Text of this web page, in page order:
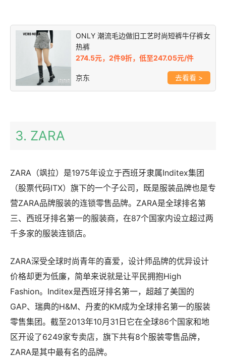
ONLY 潮流毛边做旧工艺时尚短裤牛仔裤女
热裤
274.5元，2件9折，低至247.05元/件
京东 >
3. ZARA
ZARA（飒拉）是1975年设立于西班牙隶属Inditex集团
（股票代码ITX）旗下的一个子公司，既是服装品牌也是专
营ZARA品牌服装的连锁零售品牌。ZARA是全球排名第
三、西班牙排名第一的服装商，在87个国家内设立超过两
千多家的服装连锁店。
ZARA深受全球时尚青年的喜爱，设计师品牌的优异设计
价格却更为低廉，简单来说就是让平民拥抱High
Fashion。Inditex是西班牙排名第一，超越了美国的
GAP、瑞典的H&M、丹麦的KM成为全球排名第一的服装
零售集团。截至2013年10月31日它在全球86个国家和地
区开设了6249家专卖店，旗下共有8个服装零售品牌，
ZARA是其中最有名的品牌。